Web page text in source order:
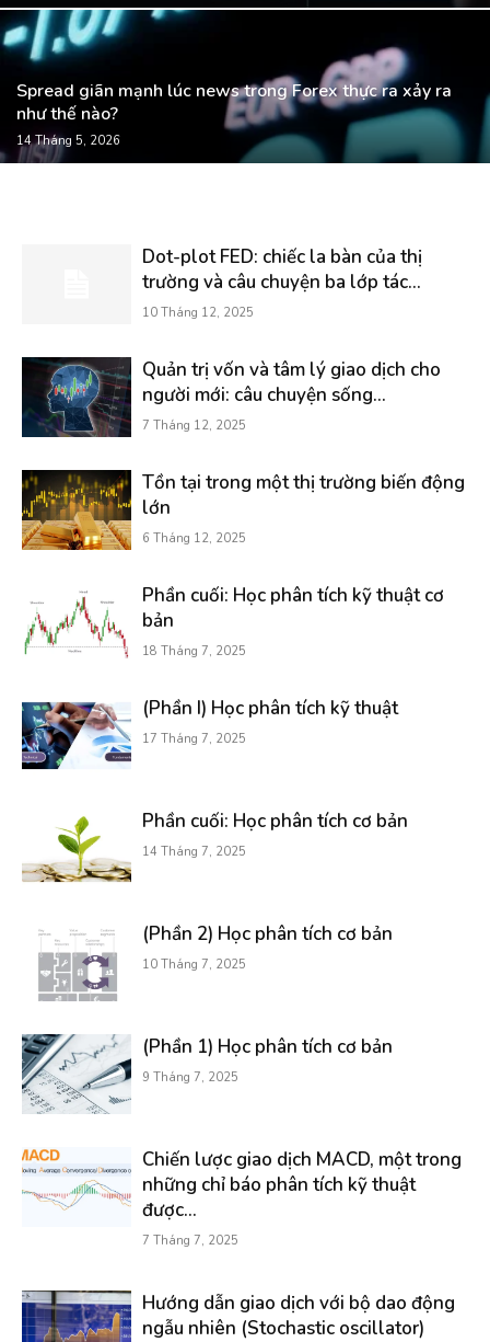
Spread giãn mạnh lúc news trong Forex thực ra xảy ra
như thế nào?
14 Tháng 5, 2026
Dot-plot FED: chiếc la bàn của thị
trường và câu chuyện ba lớp tác...
10 Tháng 12, 2025
Quản trị vốn và tâm lý giao dịch cho
người mới: câu chuyện sống...
7 Tháng 12, 2025
Tồn tại trong một thị trường biến động
lớn
6 Tháng 12, 2025
Phần cuối: Học phân tích kỹ thuật cơ
bản
18 Tháng 7, 2025
(Phần I) Học phân tích kỹ thuật
17 Tháng 7, 2025
Phần cuối: Học phân tích cơ bản
14 Tháng 7, 2025
(Phần 2) Học phân tích cơ bản
10 Tháng 7, 2025
(Phần 1) Học phân tích cơ bản
9 Tháng 7, 2025
Chiến lược giao dịch MACD, một trong
những chỉ báo phân tích kỹ thuật
được...
7 Tháng 7, 2025
Hướng dẫn giao dịch với bộ dao động
ngẫu nhiên (Stochastic oscillator)